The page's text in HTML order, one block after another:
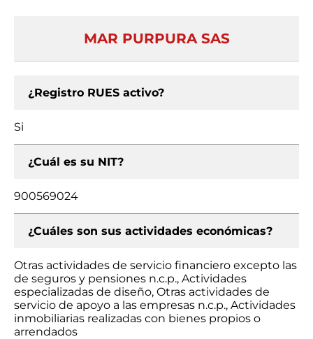
MAR PURPURA SAS
¿Registro RUES activo?
Si
¿Cuál es su NIT?
900569024
¿Cuáles son sus actividades económicas?
Otras actividades de servicio financiero excepto las
de seguros y pensiones n.c.p., Actividades
especializadas de diseño, Otras actividades de
servicio de apoyo a las empresas n.c.p., Actividades
inmobiliarias realizadas con bienes propios o
arrendados